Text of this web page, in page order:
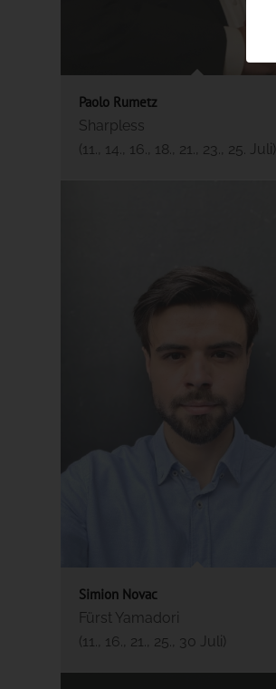
Paolo Rumetz
Sharpless
(11., 14., 16., 18., 21., 23., 25. Juli)
Simion Novac
Fürst Yamadori
(11., 16., 21., 25., 30 Juli)